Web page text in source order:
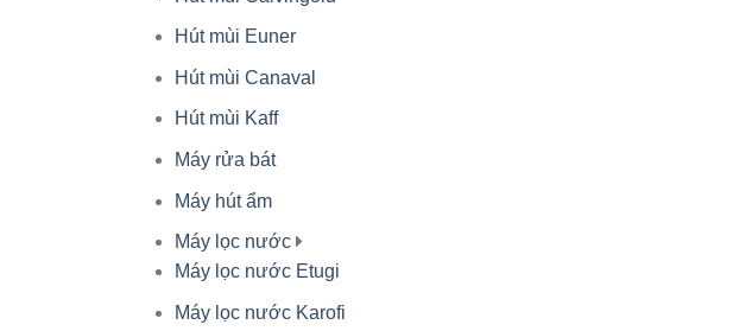
Hút mùi Euner
Hút mùi Canaval
Hút mùi Kaff
Máy rửa bát
Máy hút ẩm
Máy lọc nước
Máy lọc nước Etugi
Máy lọc nước Karofi